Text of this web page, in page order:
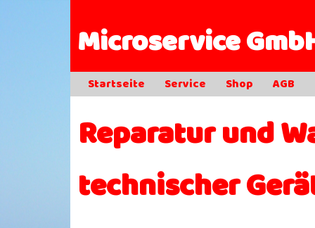
Microservice
Startseite Service Shop AGB
Reparatur und
technischer